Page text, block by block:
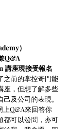
）
Q&A
講座現接受報名
之前的掌控奇門能
座，但想了解多些
及公司的表現。
上Q&A來回答你
都可以發問，亦可